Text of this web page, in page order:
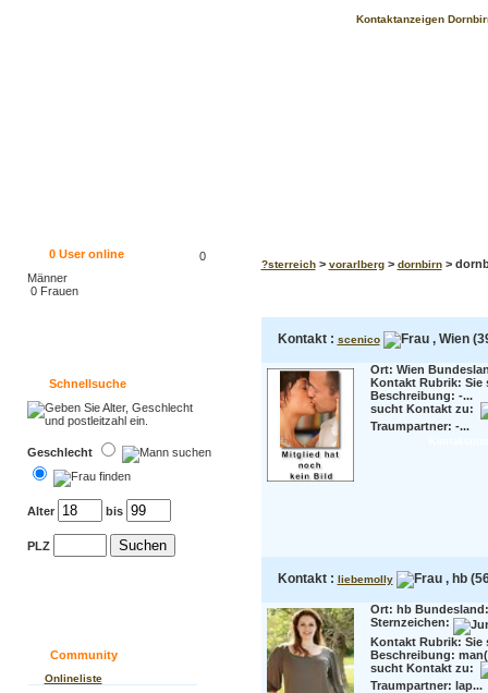
Kontaktanzeigen
0User online
0
Männer
0 Frauen
Schnellsuche
Geschlecht
Alter bis
PLZ
Community
Onlineliste
?sterreich> vorarlberg> dornbirn>
Kontakt : scenico , Wien
Ort: Wien
Kontakt Rubrik: Sie
Beschreibung: -...
sucht Kontakt zu:
Traumpartner: -...
Kontakt : liebemolly , hb
Ort: hb
Sternzeichen:
Kontakt Rubrik: Sie
Beschreibung:
sucht Kontakt zu:
Traumpartner: lap...